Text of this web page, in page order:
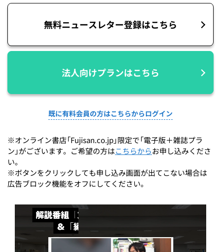
無料ニュースレター登録はこちら
法人向けプランはこちら
既に有料会員の方はこちらからログイン
※オンライン書店「Fujisan.co.jp」限定で「電子版＋雑誌プラ
ン」がございます。ご希望の方はこちらからお申し込みくださ
い。
※ボタンをクリックしても申し込み画面が出てこない場合は
広告ブロック機能をオフにしてください。